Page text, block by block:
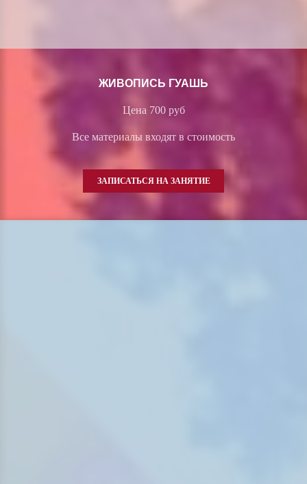
ЖИВОПИСЬ ГУАШЬ
Цена 700 руб
Все материалы входят в стоимость
ЗАПИСАТЬСЯ НА ЗАНЯТИЕ